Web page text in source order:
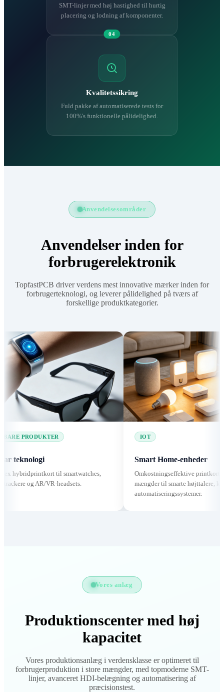
SMT-linjer med høj hastighed til hurtig
placering og lodning af komponenter.
04
Kvalitetssikring
Fuld pakke af automatiserede tests for
100%'s funktionelle pålidelighed.
Anvendelsesområder
Anvendelser inden for
forbrugerelektronik
TopfastPCB driver verdens mest innovative mærker inden for
forbrugerteknologi, og leverer pålidelighed på tværs af
forskellige produktkategorier.
til smartwatches,
VR-headsets.
Smart Home-enheder
Omkostningseffektive printkort i store
mængder til smarte højttalere, kameraer og
automatiseringssystemer.
Vores anlæg
Produktionscenter med høj
kapacitet
Vores produktionsanlæg i verdensklasse er optimeret til
forbrugerproduktion i store mængder, med topmoderne SMT-
linjer, avanceret HDI-belægning og automatisering af
præcisionstest.